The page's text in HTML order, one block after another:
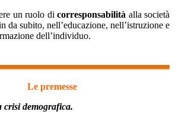
un ruolo dicorresponsabilità alla società
da subito, nell’educazione, nell’istruzione e
dell’individuo.
Le premesse
crisi demografica.